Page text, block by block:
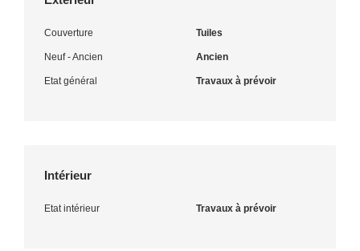
Couverture Tuiles
Neuf - Ancien Ancien
Etat général Travaux à prévoir
Intérieur
Etat intérieur Travaux à prévoir